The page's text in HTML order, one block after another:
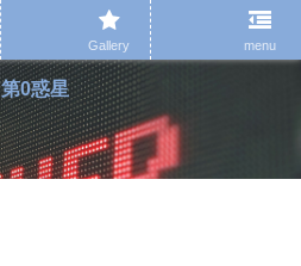
第0惑星
Gallery menu